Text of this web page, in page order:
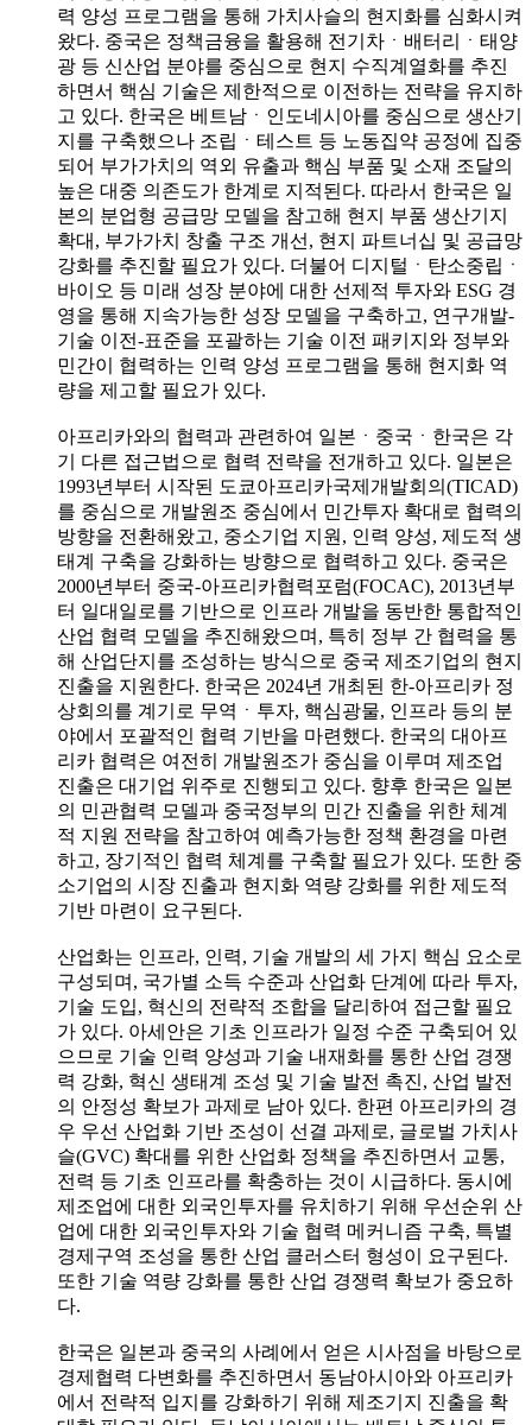
력 양성 프로그램을 통해 가치사슬의 현지화를 심화시켜
왔다. 중국은 정책금융을 활용해 전기차ㆍ배터리ㆍ태양
광 등 신산업 분야를 중심으로 현지 수직계열화를 추진
하면서 핵심 기술은 제한적으로 이전하는 전략을 유지하
고 있다. 한국은 베트남ㆍ인도네시아를 중심으로 생산기
지를 구축했으나 조립ㆍ테스트 등 노동집약 공정에 집중
되어 부가가치의 역외 유출과 핵심 부품 및 소재 조달의
높은 대중 의존도가 한계로 지적된다. 따라서 한국은 일
본의 분업형 공급망 모델을 참고해 현지 부품 생산기지
확대, 부가가치 창출 구조 개선, 현지 파트너십 및 공급망
강화를 추진할 필요가 있다. 더불어 디지털ㆍ탄소중립ㆍ
바이오 등 미래 성장 분야에 대한 선제적 투자와 ESG 경
영을 통해 지속가능한 성장 모델을 구축하고, 연구개발-
기술 이전-표준을 포괄하는 기술 이전 패키지와 정부와
민간이 협력하는 인력 양성 프로그램을 통해 현지화 역
량을 제고할 필요가 있다.
아프리카와의 협력과 관련하여 일본ㆍ중국ㆍ한국은 각
기 다른 접근법으로 협력 전략을 전개하고 있다. 일본은
1993년부터 시작된 도쿄아프리카국제개발회의(TICAD)
를 중심으로 개발원조 중심에서 민간투자 확대로 협력의
방향을 전환해왔고, 중소기업 지원, 인력 양성, 제도적 생
태계 구축을 강화하는 방향으로 협력하고 있다. 중국은
2000년부터 중국-아프리카협력포럼(FOCAC), 2013년부
터 일대일로를 기반으로 인프라 개발을 동반한 통합적인
산업 협력 모델을 추진해왔으며, 특히 정부 간 협력을 통
해 산업단지를 조성하는 방식으로 중국 제조기업의 현지
진출을 지원한다. 한국은 2024년 개최된 한-아프리카 정
상회의를 계기로 무역ㆍ투자, 핵심광물, 인프라 등의 분
야에서 포괄적인 협력 기반을 마련했다. 한국의 대아프
리카 협력은 여전히 개발원조가 중심을 이루며 제조업
진출은 대기업 위주로 진행되고 있다. 향후 한국은 일본
의 민관협력 모델과 중국정부의 민간 진출을 위한 체계
적 지원 전략을 참고하여 예측가능한 정책 환경을 마련
하고, 장기적인 협력 체계를 구축할 필요가 있다. 또한 중
소기업의 시장 진출과 현지화 역량 강화를 위한 제도적
기반 마련이 요구된다.
산업화는 인프라, 인력, 기술 개발의 세 가지 핵심 요소로
구성되며, 국가별 소득 수준과 산업화 단계에 따라 투자,
기술 도입, 혁신의 전략적 조합을 달리하여 접근할 필요
가 있다. 아세안은 기초 인프라가 일정 수준 구축되어 있
으므로 기술 인력 양성과 기술 내재화를 통한 산업 경쟁
력 강화, 혁신 생태계 조성 및 기술 발전 촉진, 산업 발전
의 안정성 확보가 과제로 남아 있다. 한편 아프리카의 경
우 우선 산업화 기반 조성이 선결 과제로, 글로벌 가치사
슬(GVC) 확대를 위한 산업화 정책을 추진하면서 교통,
전력 등 기초 인프라를 확충하는 것이 시급하다. 동시에
제조업에 대한 외국인투자를 유치하기 위해 우선순위 산
업에 대한 외국인투자와 기술 협력 메커니즘 구축, 특별
경제구역 조성을 통한 산업 클러스터 형성이 요구된다.
또한 기술 역량 강화를 통한 산업 경쟁력 확보가 중요하
다.
한국은 일본과 중국의 사례에서 얻은 시사점을 바탕으로
경제협력 다변화를 추진하면서 동남아시아와 아프리카
에서 전략적 입지를 강화하기 위해 제조기지 진출을 확